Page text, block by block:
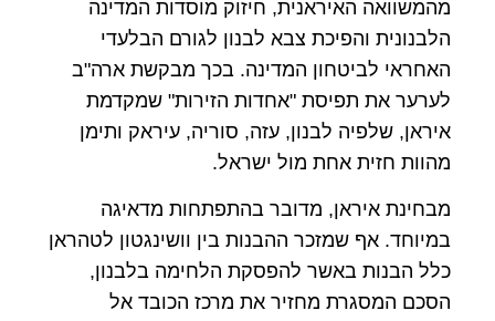
מהמשוואה האיראנית, חיזוק מוסדות המדינה
הלבנונית והפיכת צבא לבנון לגורם הבלעדי
האחראי לביטחון המדינה. בכך מבקשת ארה"ב
לערער את תפיסת "אחדות הזירות" שמקדמת
איראן, שלפיה לבנון, עזה, סוריה, עיראק ותימן
מהוות חזית אחת מול ישראל.
מבחינת איראן, מדובר בהתפתחות מדאיגה
במיוחד. אף שמזכר ההבנות בין וושינגטון לטהראן
כלל הבנות באשר להפסקת הלחימה בלבנון,
הסכם המסגרת מחזיר את מרכז הכובד אל